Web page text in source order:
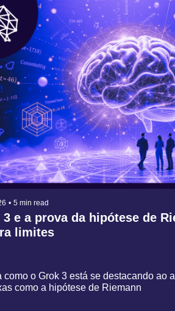
• 5 min read
e a prova da hipótese de
limites
como o Grok 3 está se destacando ao
como a hipótese de Riemann